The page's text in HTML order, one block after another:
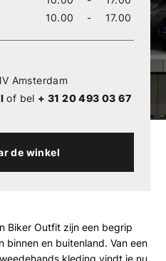
10.00 - 17.00
Amsterdam
of bel + 31 20 493 03 67
de winkel
Biker Outfit zijn een begrip
binnen en buitenland. Van een